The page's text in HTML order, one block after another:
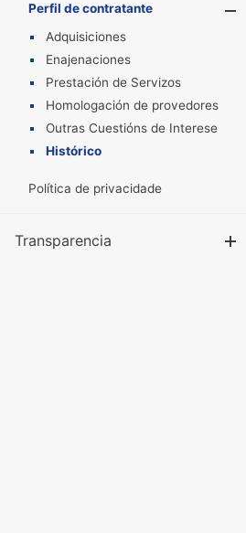
Perfil de contratante
Adquisiciones
Enajenaciones
Prestación de Servizos
Homologación de provedores
Outras Cuestións de Interese
Histórico
Política de privacidade
Transparencia